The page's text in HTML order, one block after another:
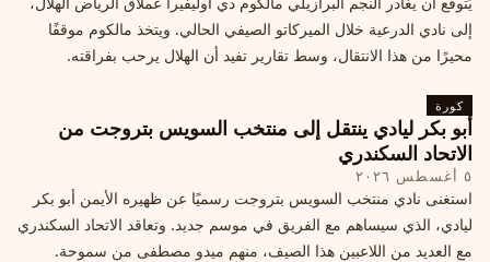
إلى نادي الدرعية خلال الميركاتو الصيفي الحالي. ويتخذ مالكوم موقفًا
محيرًا من هذا الانتقال، وسط تقارير تفيد أن الهلال يرحب بفراقته.
كورة
أبو بكر ليادي ينتقل إلى منتخب السويس بتروجت من
الاتحاد السكندري
٥ أغسطس ٢٠٢٦
استغنى نادي منتخب السويس بتروجت رسميًا عن ظهيره الأيمن أبو بكر
ليادي، الذي سيساهم مع الفريق في موسم جديد. وتعاقد الاتحاد السكندري
مع العديد من اللاعبين هذا الصيف، منهم ميدو مصطفى من سموحة.